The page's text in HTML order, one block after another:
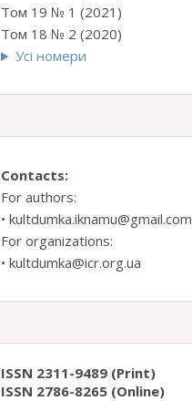
Том 19 № 1 (2021)
Том 18 № 2 (2020)
Усі номери
Contacts:
For authors:
• kultdumka.iknamu@gmail.com
For organizations:
• kultdumka@icr.org.ua
ISSN 2311-9489 (Print)
ISSN 2786-8265 (Online)